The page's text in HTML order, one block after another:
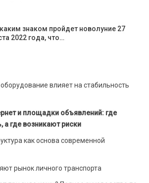
знаком пройдет новолуние 27
2022 года, что…
влияет на стабильность
и площадки объявлений: где
где возникают риски
как основа современной
рынок личного транспорта